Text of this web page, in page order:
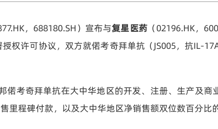
，688180.SH）宣布与复星医药（02196.HK，
权许可协议，双方就偌考奇拜单抗（JS005，抗IL-
偌考奇拜单抗在大中华地区的开发、注册、生产及
里程碑付款，以及大中华地区净销售额双位数百分比